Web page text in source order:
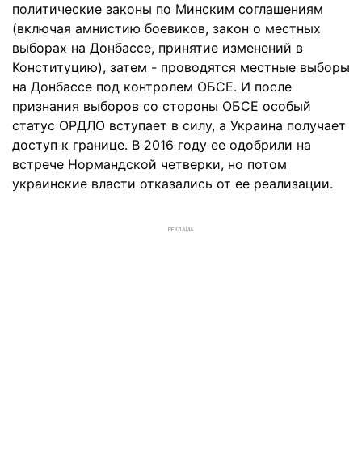
политические законы по Минским соглашениям
(включая амнистию боевиков, закон о местных
выборах на Донбассе, принятие изменений в
Конституцию), затем - проводятся местные выборы
на Донбассе под контролем ОБСЕ. И после
признания выборов со стороны ОБСЕ особый
статус ОРДЛО вступает в силу, а Украина получает
доступ к границе. В 2016 году ее одобрили на
встрече Нормандской четверки, но потом
украинские власти отказались от ее реализации.
РЕКЛАМА